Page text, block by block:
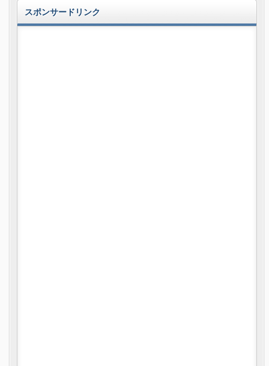
スポンサードリンク